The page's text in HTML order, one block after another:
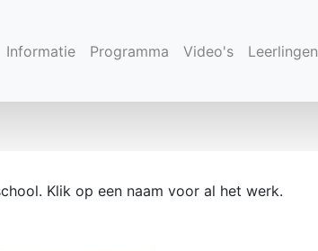
Informatie Programma Video's Leerlingen
Klik op een naam voor al het werk.